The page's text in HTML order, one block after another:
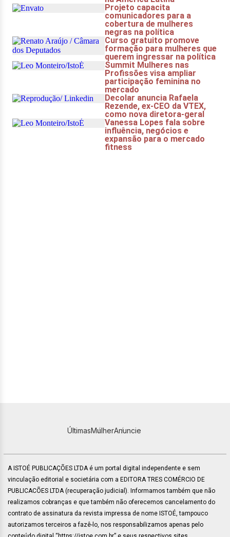
ÚltimasMulherAnuncie
A ISTOÉ PUBLICAÇÕES LTDA é um portal digital independente e sem
vinculação editorial e societária com a EDITORA TRES COMÉRCIO DE
PUBLICACÕES LTDA (recuperação judicial). Informamos também que não
realizamos cobranças e que também não oferecemos cancelamento do
contrato de assinatura da revista impressa de nome ISTOÉ, tampouco
autorizamos terceiros a fazê-lo, nos responsabilizamos apenas pelo